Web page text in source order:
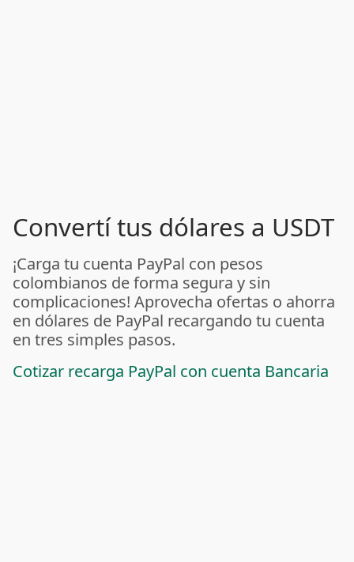
Convertí tus dólares a USDT
¡Carga tu cuenta PayPal con pesos
colombianos de forma segura y sin
complicaciones! Aprovecha ofertas o ahorra
en dólares de PayPal recargando tu cuenta
en tres simples pasos.
Cotizar recarga PayPal con cuenta Bancaria